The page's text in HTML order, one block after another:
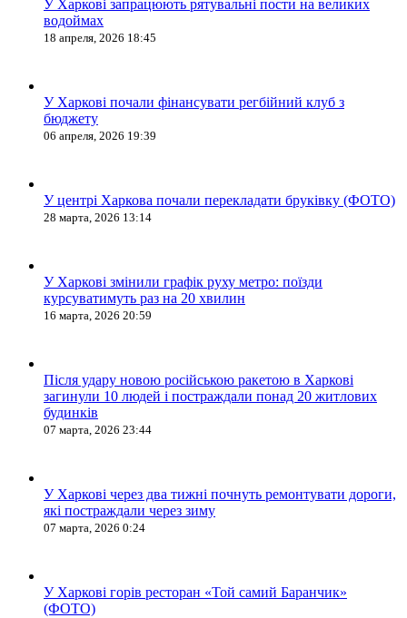
У Харкові запрацюють рятувальні пости на великих
водоймах
18 апреля, 2026 18:45
У Харкові почали фінансувати регбійний клуб з
бюджету
06 апреля, 2026 19:39
У центрі Харкова почали перекладати бруківку (ФОТО)
28 марта, 2026 13:14
У Харкові змінили графік руху метро: поїзди
курсуватимуть раз на 20 хвилин
16 марта, 2026 20:59
Після удару новою російською ракетою в Харкові
загинули 10 людей і постраждали понад 20 житлових
будинків
07 марта, 2026 23:44
У Харкові через два тижні почнуть ремонтувати дороги,
які постраждали через зиму
07 марта, 2026 0:24
У Харкові горів ресторан «Той самий Баранчик»
(ФОТО)